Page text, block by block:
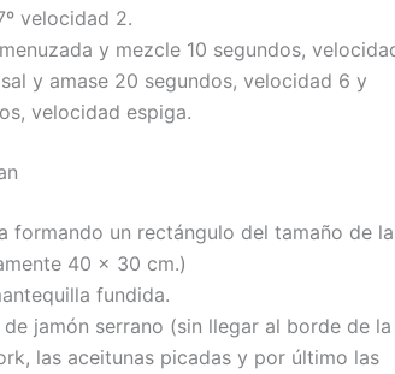
velocidad 2.
y mezcle 10 segundos,
y amase 20 segundos, velocidad 6 y
velocidad espiga.
formando un rectángulo del tamaño de
40 x 30 cm.)
fundida.
jamón serrano (sin llegar al borde de
las aceitunas picadas y por último las